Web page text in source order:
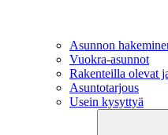
Asunnon
Vuokra-asunnot
Rakenteilla olevat
Asuntotarjous
Usein kysyttyä